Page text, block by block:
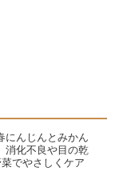
にんじんとみかん
消化不良や目の乾
菜でやさしくケア